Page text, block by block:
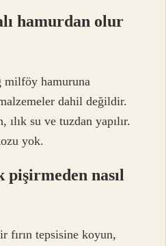
hamurdan olur
hamuruna
dahil değildir.
ılık su ve tuzdan yapılır.
yok.
pişirmeden nasıl
fırın tepsisine koyun,